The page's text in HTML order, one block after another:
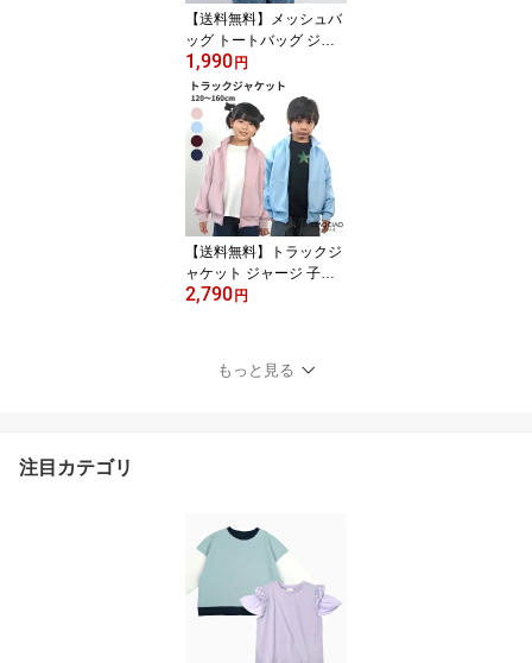
【送料無料】メッシュバ
ッグ トートバッグ ジム
バッグ 海 大容量 ポケッ
ト付き メッシュ メッシ
ュトート 公園 砂場 水泳
温泉 お風呂 洗面用具 エ
コバッグ スパバッグ サ
ウナバッグ ビーチバッグ
プールバッグ トート バ
ッグ 鞄 ママバッグ お出
かけ
1,990 円
【送料無料】トラックジ
ャケット ジャージ 子供
服 男の子 女の子 アウタ
スポーティー 長袖 セッ
トアップ
2,790 円
もっと見る
注目カテゴリ